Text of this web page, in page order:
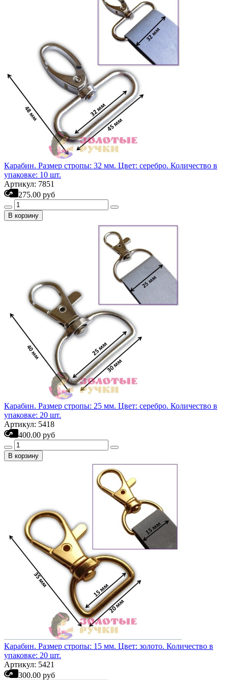
Карабин. Размер стропы: 32 мм. Цвет: серебро. Количество в
упаковке: 10 шт.
Артикул: 7851
275.00 руб
В корзину
Карабин. Размер стропы: 25 мм. Цвет: серебро. Количество в
упаковке: 20 шт.
Артикул: 5418
400.00 руб
В корзину
Карабин. Размер стропы: 15 мм. Цвет: золото. Количество в
упаковке: 20 шт.
Артикул: 5421
300.00 руб